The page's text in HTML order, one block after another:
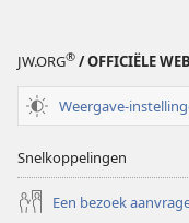
JW.ORG® / OFFICIËLE
Weergave-
Snelkoppelingen
Een bezoek